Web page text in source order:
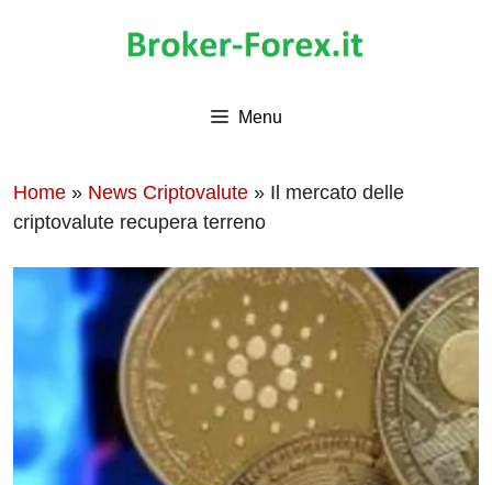
Menu
Home » News Criptovalute » Il mercato delle
criptovalute recupera terreno